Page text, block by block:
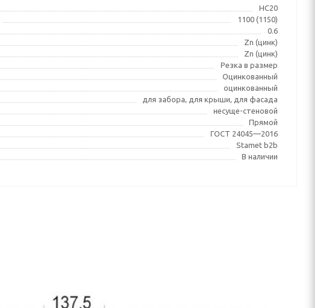
НС20
1100 (1150)
0.6
Zn (цинк)
Zn (цинк)
Резка в размер
Оцинкованный
оцинкованный
для забора, для крыши, для фасада
несуще-стеновой
Прямой
ГОСТ 24045—2016
Stamet b2b
В наличии